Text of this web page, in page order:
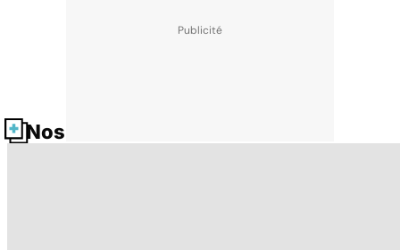
Nos fiches santé